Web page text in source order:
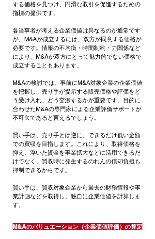
する価格を見つけ、円滑な取引を促進するための
指標の提供です。
各当事者が考える企業価値は異なるのが通常です
が、M&Aが成立するには、双方が同意する価格が
必要です。情報の不均衡・時間制約・力関係など
により、M&Aが双方にとって魅力的でない価格で
成立することもあります。
M&Aの検討では、事前にM&A対象企業の企業価値
を把握し、売り手が提示する販売価格や評価をど
う受け入れ、どう交渉するかが重要です。目的に
合わせたM&Aの専門家による企業評価サポートが
不可欠であると言えるでしょう。
買い手は、売り手とは逆に、できるだけ低い金額
での買収を目指します。これにより、取得価格を
抑え、浮いた資金を事業拡大などに活用できるだ
けでなく、買収時に発生するのれんの償却負担も
抑制できるからです。
買い手は、買収対象企業から過去の財務情報や事
業計画などを取得し、独自に企業価値を計算しま
す。
M&Aのバリュエーション（企業価値評価）の算定